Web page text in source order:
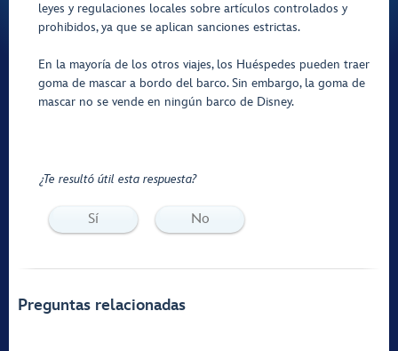
leyes y regulaciones locales sobre artículos controlados y
prohibidos, ya que se aplican sanciones estrictas.
En la mayoría de los otros viajes, los Huéspedes pueden traer
goma de mascar a bordo del barco. Sin embargo, la goma de
mascar no se vende en ningún barco de Disney.
¿Te resultó útil esta respuesta?
Sí No
Preguntas relacionadas